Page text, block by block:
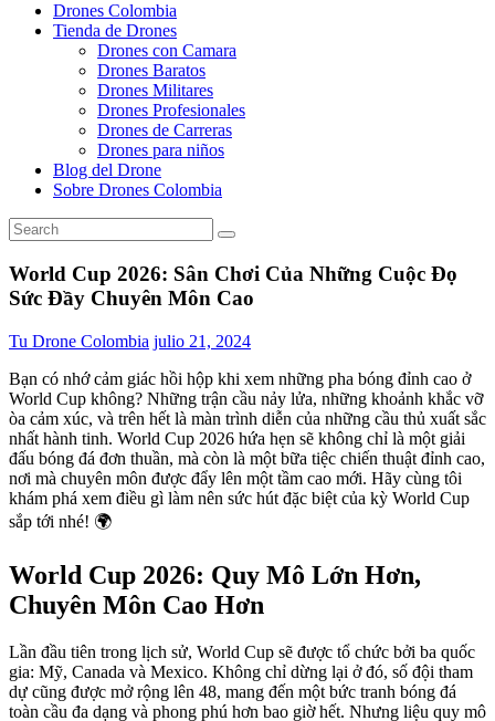
Drones Colombia
Tienda de Drones
Drones con Camara
Drones Baratos
Drones Militares
Drones Profesionales
Drones de Carreras
Drones para niños
Blog del Drone
Sobre Drones Colombia
World Cup 2026: Sân Chơi Của Những Cuộc Đọ
Sức Đầy Chuyên Môn Cao
Tu Drone Colombia julio 21, 2024
Bạn có nhớ cảm giác hồi hộp khi xem những pha bóng đỉnh cao ở
World Cup không? Những trận cầu nảy lửa, những khoảnh khắc vỡ
òa cảm xúc, và trên hết là màn trình diễn của những cầu thủ xuất sắc
nhất hành tinh. World Cup 2026 hứa hẹn sẽ không chỉ là một giải
đấu bóng đá đơn thuần, mà còn là một bữa tiệc chiến thuật đỉnh cao,
nơi mà chuyên môn được đẩy lên một tầm cao mới. Hãy cùng tôi
khám phá xem điều gì làm nên sức hút đặc biệt của kỳ World Cup
sắp tới nhé! 🌍
World Cup 2026: Quy Mô Lớn Hơn,
Chuyên Môn Cao Hơn
Lần đầu tiên trong lịch sử, World Cup sẽ được tổ chức bởi ba quốc
gia: Mỹ, Canada và Mexico. Không chỉ dừng lại ở đó, số đội tham
dự cũng được mở rộng lên 48, mang đến một bức tranh bóng đá
toàn cầu đa dạng và phong phú hơn bao giờ hết. Nhưng liệu quy mô